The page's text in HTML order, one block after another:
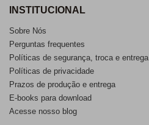
INSTITUCIONAL
Sobre Nós
Perguntas frequentes
Políticas de segurança, troca e entrega
Políticas de privacidade
Prazos de produção e entrega
E-books para download
Acesse nosso blog